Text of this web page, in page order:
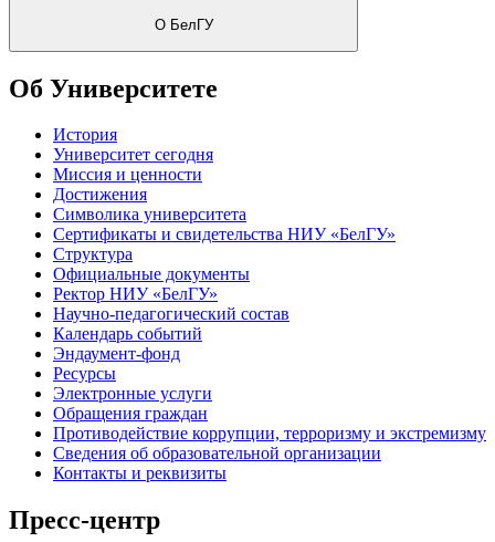
О БелГУ
Об Университете
История
Университет сегодня
Миссия и ценности
Достижения
Символика университета
Сертификаты и свидетельства НИУ «БелГУ»
Структура
Официальные документы
Ректор НИУ «БелГУ»
Научно-педагогический состав
Календарь событий
Эндаумент-фонд
Ресурсы
Электронные услуги
Обращения граждан
Противодействие коррупции, терроризму и экстремизму
Сведения об образовательной организации
Контакты и реквизиты
Пресс-центр